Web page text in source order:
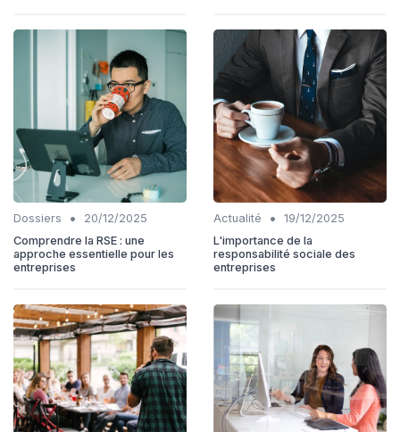
Dossiers •
20/12/2025
Comprendre la RSE : une
approche essentielle pour les
entreprises
Actualité •
19/12/2025
L'importance de la
responsabilité sociale des
entreprises